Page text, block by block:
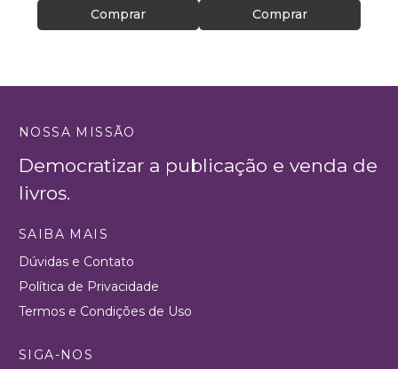
Comprar Comprar
NOSSA MISSÃO
Democratizar a publicação e venda de
livros.
SAIBA MAIS
Dúvidas e Contato
Política de Privacidade
Termos e Condições de Uso
SIGA-NOS